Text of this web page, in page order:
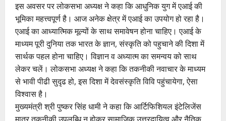
इस अवसर पर लोकसभा अध्यक्ष ने कहा कि आधुनिक युग में एआई की
भूमिका महत्त्वपूर्ण है। आज अनेक क्षेत्र में एआई का उपयोग हो रहा है।
एआई का आध्यात्मिक मूल्यों के साथ समावेषन होना चाहिए। एआई के
माध्यम पूरी दुनिया तक भारत के ज्ञान, संस्कृति को पहुचाने की दिशा में
सार्थक पहल होना चाहिए। विज्ञान व अध्यात्म का समन्वय को साथ
लेकर चलें। लोकसभा अध्यक्ष ने कहा कि तकनीकी नवाचार के माध्यम
से भावी पीढी सुदृढ हो, इस दिशा में देवसंस्कृति विवि पहुंचायेगा, ऐसा
विश्वास है।
मुख्यमंत्री श्री पुष्कर सिंह धामी ने कहा कि आर्टिफिशियल इंटेलिजेंस